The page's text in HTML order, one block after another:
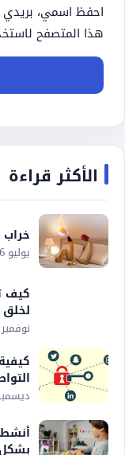
احفظ اسمي، بريدي
هذا المتصفح
الأكثر قراءة
خراب
يوليو 16, 2026
كيف
لخلق
نوفمبر 12, 2024
ديسمبر 15,